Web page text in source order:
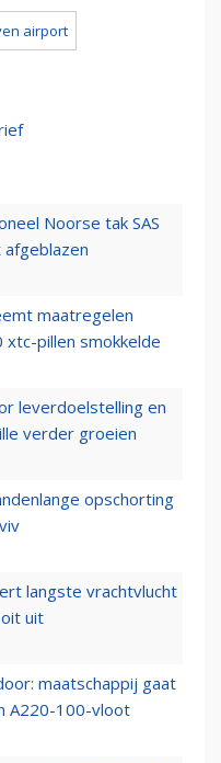
airport
Noorse tak SAS
maatregelen
pillen smokkelde
leverdoelstelling en
verder groeien
opschorting
langste vrachtvlucht
uit
maatschappij gaat
A220-100-vloot